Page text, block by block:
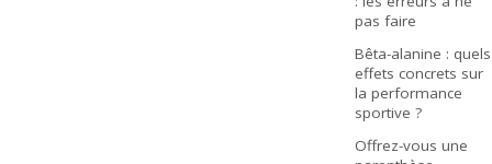
pas faire
Bêta-alanine : quels
effets concrets sur
la performance
sportive ?
Offrez-vous une